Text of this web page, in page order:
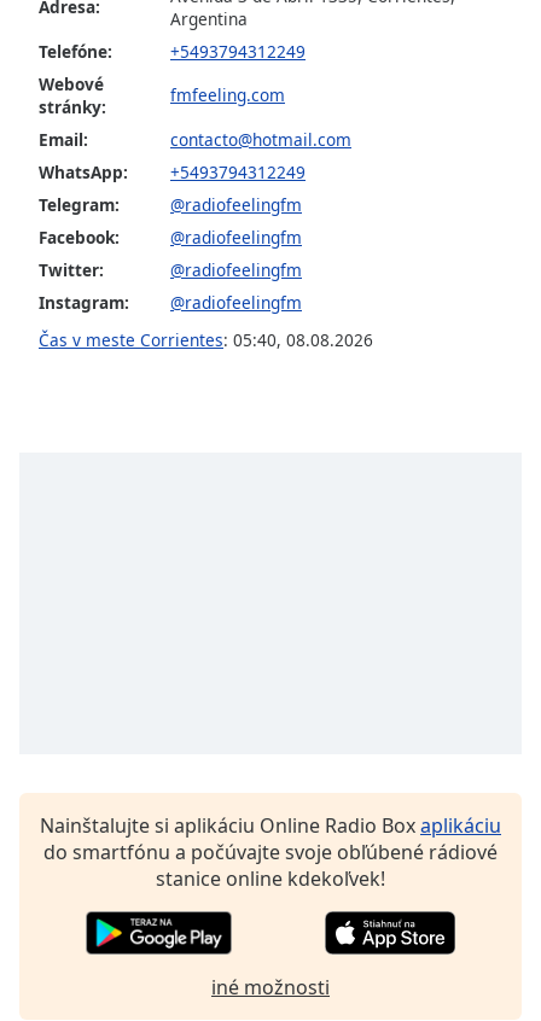
Opacity
Area
Background
Color
Opacity
Font
dialog
window.
Adresa:
Argentina
Telefóne:
+5493794312249
Webové
stránky:
fmfeeling.com
Email:
contacto@hotmail.com
WhatsApp:
+5493794312249
Telegram:
@radiofeelingfm
Facebook:
@radiofeelingfm
Twitter:
@radiofeelingfm
Instagram:
@radiofeelingfm
Čas v meste Corrientes: 05:40, 08.08.2026
Nainštalujte si aplikáciu Online Radio Boxaplikáciu
do smartfónu a počúvajte svoje obľúbené rádiové
stanice online kdekoľvek!
iné možnosti